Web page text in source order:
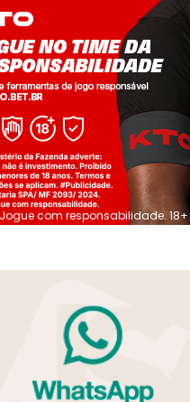
Jogue com responsabilidade. 18+